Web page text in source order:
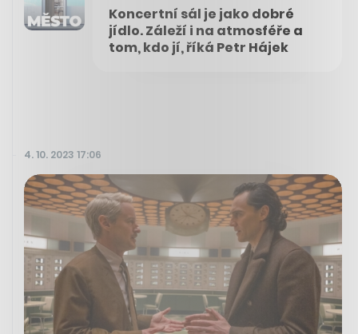
Koncertní sál je jako dobré
jídlo. Záleží i na atmosféře a
tom, kdo jí, říká Petr Hájek
4. 10. 2023 17:06